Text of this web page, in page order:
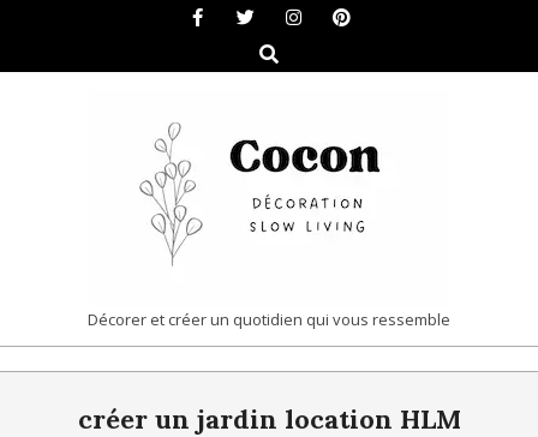
content
Search
COCON
|
DÉCORATION
Décorer et créer un quotidien qui vous ressemble
Navigationcréer un jardin location HLM